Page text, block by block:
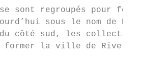
sont regroupés pour
sous le nom de
côté sud, les
former la ville de